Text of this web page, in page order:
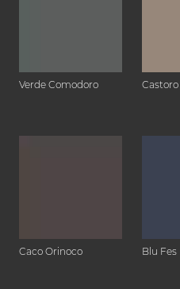
Verde Comodoro
Caco Orinoco Blu Fes